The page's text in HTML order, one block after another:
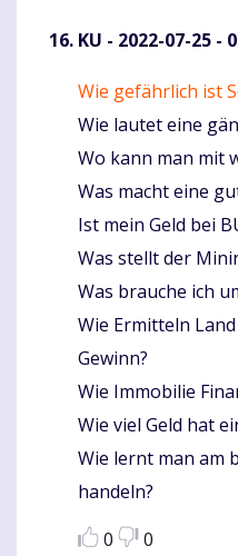
KU - 2022-07-25 -
Komentaras
Wie gefährlich ist
Wie lautet eine
Wo kann man mit
Was macht eine
Ist mein Geld bei
Was stellt der
Was brauche ich
Wie Ermitteln
Gewinn?
Wie Immobilie
Wie viel Geld hat
Wie lernt man am
handeln?
0
0